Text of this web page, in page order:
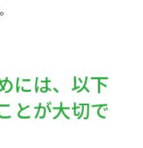
には、以下
とが大切で